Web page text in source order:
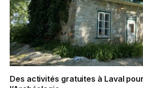
Des activités gratuites à Laval